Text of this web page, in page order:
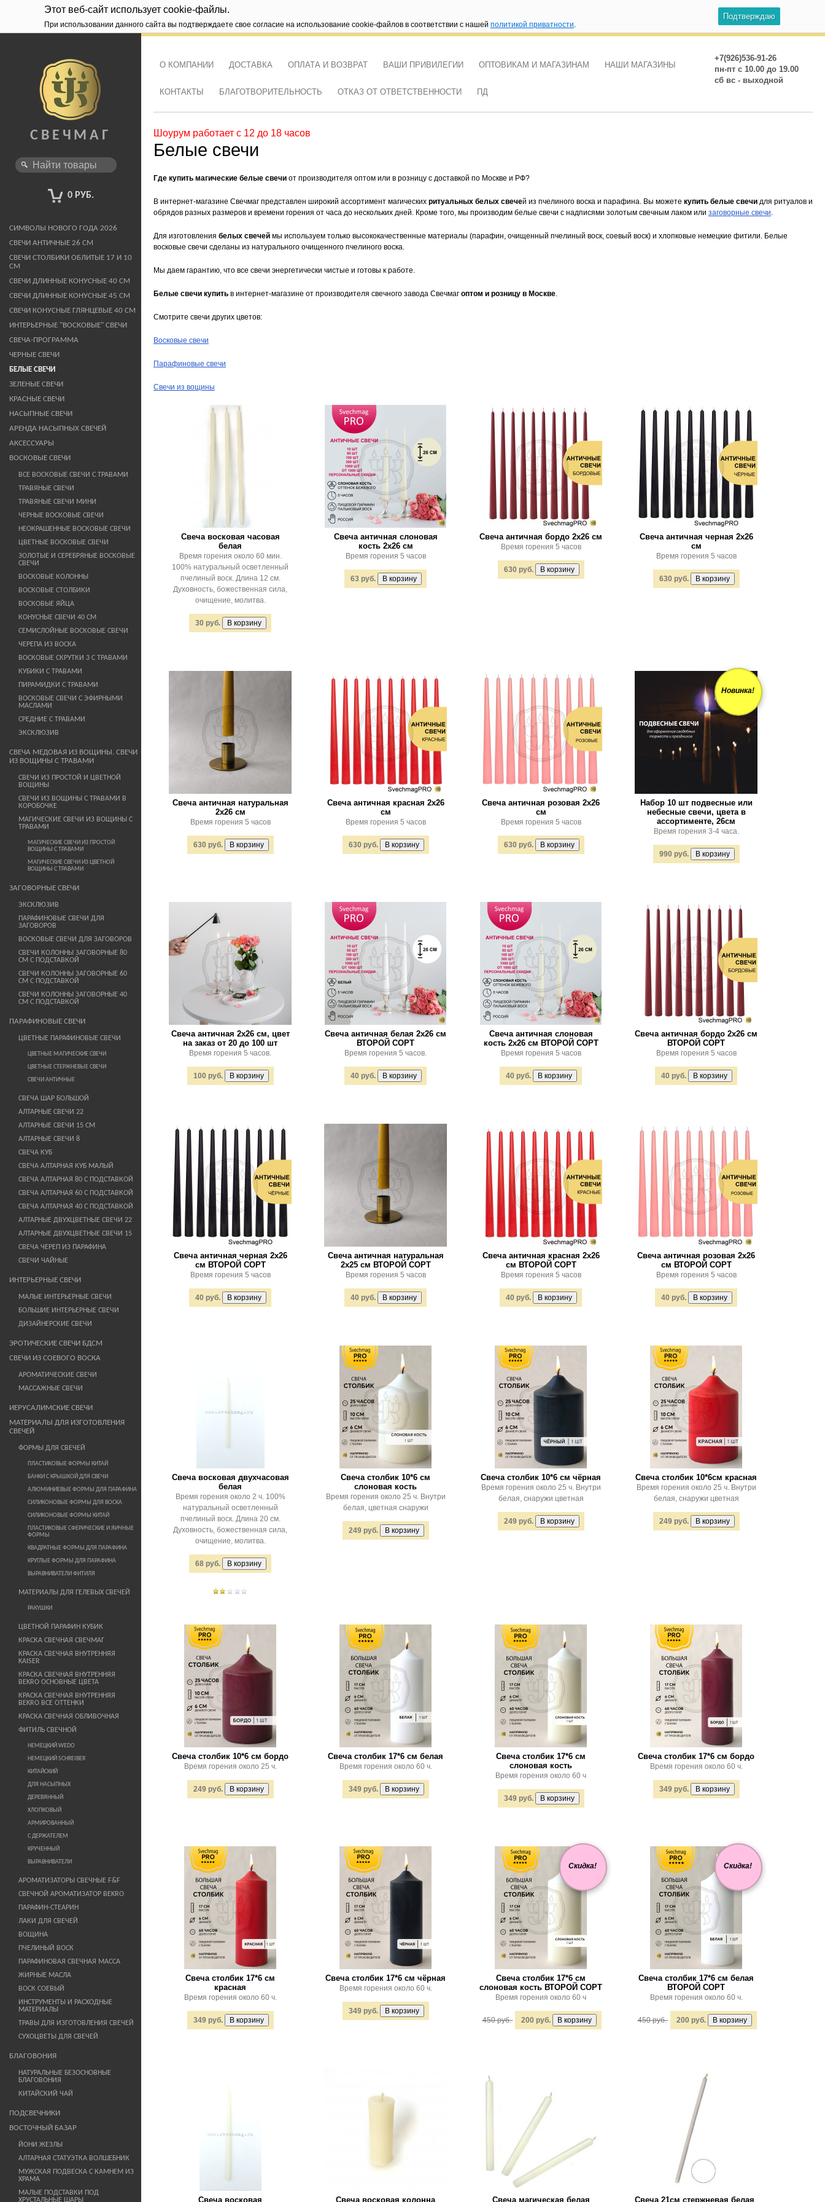
Этот веб-сайт использует cookie-файлы.
При использовании данного сайта вы подтверждаете свое согласие на использование cookie-файлов в соответствии с нашей политикой приватности.
Подтверждаю
СВЕЧМАГ
0 РУБ.
СИМВОЛЫ НОВОГО ГОДА 2026
СВЕЧИ АНТИЧНЫЕ 26 СМ
СВЕЧИ СТОЛБИКИ ОБЛИТЫЕ 17 И 10
СМ
СВЕЧИ ДЛИННЫЕ КОНУСНЫЕ 40 СМ
СВЕЧИ ДЛИННЫЕ КОНУСНЫЕ 45 СМ
СВЕЧИ КОНУСНЫЕ ГЛЯНЦЕВЫЕ 40 СМ
ИНТЕРЬЕРНЫЕ "ВОСКОВЫЕ" СВЕЧИ
СВЕЧА-ПРОГРАММА
ЧЕРНЫЕ СВЕЧИ
БЕЛЫЕ СВЕЧИ
ЗЕЛЕНЫЕ СВЕЧИ
КРАСНЫЕ СВЕЧИ
НАСЫПНЫЕ СВЕЧИ
АРЕНДА НАСЫПНЫХ СВЕЧЕЙ
АКСЕССУАРЫ
ВОСКОВЫЕ СВЕЧИ
ВСЕ ВОСКОВЫЕ СВЕЧИ С ТРАВАМИ
ТРАВЯНЫЕ СВЕЧИ
ТРАВЯНЫЕ СВЕЧИ МИНИ
ЧЕРНЫЕ ВОСКОВЫЕ СВЕЧИ
НЕОКРАШЕННЫЕ ВОСКОВЫЕ СВЕЧИ
ЦВЕТНЫЕ ВОСКОВЫЕ СВЕЧИ
ЗОЛОТЫЕ И СЕРЕБРЯНЫЕ ВОСКОВЫЕ
СВЕЧИ
ВОСКОВЫЕ КОЛОННЫ
ВОСКОВЫЕ СТОЛБИКИ
ВОСКОВЫЕ ЯЙЦА
КОНУСНЫЕ СВЕЧИ 40 СМ
СЕМИСЛОЙНЫЕ ВОСКОВЫЕ СВЕЧИ
ЧЕРЕПА ИЗ ВОСКА
ВОСКОВЫЕ СКРУТКИ 3 С ТРАВАМИ
КУБИКИ С ТРАВАМИ
ПИРАМИДКИ С ТРАВАМИ
ВОСКОВЫЕ СВЕЧИ С ЭФИРНЫМИ
МАСЛАМИ
СРЕДНИЕ С ТРАВАМИ
ЭКСКЛЮЗИВ
СВЕЧА МЕДОВАЯ ИЗ ВОЩИНЫ. СВЕЧИ
ИЗ ВОЩИНЫ С ТРАВАМИ
СВЕЧИ ИЗ ПРОСТОЙ И ЦВЕТНОЙ
ВОЩИНЫ
СВЕЧИ ИЗ ВОЩИНЫ С ТРАВАМИ В
КОРОБОЧКЕ
МАГИЧЕСКИЕ СВЕЧИ ИЗ ВОЩИНЫ С
ТРАВАМИ
МАГИЧЕСКИЕ СВЕЧИ ИЗ ПРОСТОЙ
ВОЩИНЫ С ТРАВАМИ
МАГИЧЕСКИЕ СВЕЧИ ИЗ ЦВЕТНОЙ
ВОЩИНЫ С ТРАВАМИ
ЗАГОВОРНЫЕ СВЕЧИ
ЭКСКЛЮЗИВ
ПАРАФИНОВЫЕ СВЕЧИ ДЛЯ
ЗАГОВОРОВ
ВОСКОВЫЕ СВЕЧИ ДЛЯ ЗАГОВОРОВ
СВЕЧИ КОЛОННЫ ЗАГОВОРНЫЕ 80
СМ С ПОДСТАВКОЙ
СВЕЧИ КОЛОННЫ ЗАГОВОРНЫЕ 60
СМ С ПОДСТАВКОЙ
СВЕЧИ КОЛОННЫ ЗАГОВОРНЫЕ 40
СМ С ПОДСТАВКОЙ
ПАРАФИНОВЫЕ СВЕЧИ
ЦВЕТНЫЕ ПАРАФИНОВЫЕ СВЕЧИ
ЦВЕТНЫЕ МАГИЧЕСКИЕ СВЕЧИ
ЦВЕТНЫЕ СТЕРЖНЕВЫЕ СВЕЧИ
СВЕЧИ АНТИЧНЫЕ
СВЕЧА ШАР БОЛЬШОЙ
АЛТАРНЫЕ СВЕЧИ 22
АЛТАРНЫЕ СВЕЧИ 15 СМ
АЛТАРНЫЕ СВЕЧИ 8
СВЕЧА КУБ
СВЕЧА АЛТАРНАЯ КУБ МАЛЫЙ
СВЕЧА АЛТАРНАЯ 80 С ПОДСТАВКОЙ
СВЕЧА АЛТАРНАЯ 60 С ПОДСТАВКОЙ
СВЕЧА АЛТАРНАЯ 40 С ПОДСТАВКОЙ
АЛТАРНЫЕ ДВУХЦВЕТНЫЕ СВЕЧИ 22
АЛТАРНЫЕ ДВУХЦВЕТНЫЕ СВЕЧИ 15
СВЕЧА ЧЕРЕП ИЗ ПАРАФИНА
СВЕЧИ ЧАЙНЫЕ
ИНТЕРЬЕРНЫЕ СВЕЧИ
МАЛЫЕ ИНТЕРЬЕРНЫЕ СВЕЧИ
БОЛЬШИЕ ИНТЕРЬЕРНЫЕ СВЕЧИ
ДИЗАЙНЕРСКИЕ СВЕЧИ
ЭРОТИЧЕСКИЕ СВЕЧИ БДСМ
СВЕЧИ ИЗ СОЕВОГО ВОСКА
АРОМАТИЧЕСКИЕ СВЕЧИ
МАССАЖНЫЕ СВЕЧИ
ИЕРУСАЛИМСКИЕ СВЕЧИ
МАТЕРИАЛЫ ДЛЯ ИЗГОТОВЛЕНИЯ
СВЕЧЕЙ
ФОРМЫ ДЛЯ СВЕЧЕЙ
ПЛАСТИКОВЫЕ ФОРМЫ КИТАЙ
БАНКИ С КРЫШКОЙ ДЛЯ СВЕЧИ
АЛЮМИНИЕВЫЕ ФОРМЫ ДЛЯ ПАРАФИНА
СИЛИКОНОВЫЕ ФОРМЫ ДЛЯ ВОСКА
СИЛИКОНОВЫЕ ФОРМЫ КИТАЙ
ПЛАСТИКОВЫЕ СФЕРИЧЕСКИЕ И ЯИЧНЫЕ
ФОРМЫ
КВАДРАТНЫЕ ФОРМЫ ДЛЯ ПАРАФИНА
КРУГЛЫЕ ФОРМЫ ДЛЯ ПАРАФИНА
ВЫРАВНИВАТЕЛИ ФИТИЛЯ
МАТЕРИАЛЫ ДЛЯ ГЕЛЕВЫХ СВЕЧЕЙ
РАКУШКИ
ЦВЕТНОЙ ПАРАФИН КУБИК
КРАСКА СВЕЧНАЯ СВЕЧМАГ
КРАСКА СВЕЧНАЯ ВНУТРЕННЯЯ
KAISER
КРАСКА СВЕЧНАЯ ВНУТРЕННЯЯ
BEKRO ОСНОВНЫЕ ЦВЕТА
КРАСКА СВЕЧНАЯ ВНУТРЕННЯЯ
BEKRO ВСЕ ОТТЕНКИ
КРАСКА СВЕЧНАЯ ОБЛИВОЧНАЯ
ФИТИЛЬ СВЕЧНОЙ
НЕМЕЦКИЙ WEDO
НЕМЕЦКИЙ SCHREIBER
КИТАЙСКИЙ
ДЛЯ НАСЫПНЫХ
ДЕРЕВЯННЫЙ
ХЛОПКОВЫЙ
АРМИРОВАННЫЙ
С ДЕРЖАТЕЛЕМ
КРУЧЕННЫЙ
ВЫРАВНИВАТЕЛИ
АРОМАТИЗАТОРЫ СВЕЧНЫЕ F&F
СВЕЧНОЙ АРОМАТИЗАТОР BEKRO
ПАРАФИН-СТЕАРИН
ЛАКИ ДЛЯ СВЕЧЕЙ
ВОЩИНА
ПЧЕЛИНЫЙ ВОСК
ПАРАФИНОВАЯ СВЕЧНАЯ МАССА
ЖИРНЫЕ МАСЛА
ВОСК СОЕВЫЙ
ИНСТРУМЕНТЫ И РАСХОДНЫЕ
МАТЕРИАЛЫ
ТРАВЫ ДЛЯ ИЗГОТОВЛЕНИЯ СВЕЧЕЙ
СУХОЦВЕТЫ ДЛЯ СВЕЧЕЙ
БЛАГОВОНИЯ
НАТУРАЛЬНЫЕ БЕЗОСНОВНЫЕ
БЛАГОВОНИЯ
КИТАЙСКИЙ ЧАЙ
ПОДСВЕЧНИКИ
ВОСТОЧНЫЙ БАЗАР
ЙОНИ ЖЕЗЛЫ
АЛТАРНАЯ СТАТУЭТКА ВОЛШЕБНИК
МУЖСКАЯ ПОДВЕСКА С КАМНЕМ ИЗ
ХРАМА
МАЛЫЕ ПОДСТАВКИ ПОД
ХРУСТАЛЬНЫЕ ШАРЫ
+7(926)536-91-26
пн-пт с 10.00 до 19.00
сб вс - выходной
О КОМПАНИИ ДОСТАВКА ОПЛАТА И ВОЗВРАТ ВАШИ ПРИВИЛЕГИИ ОПТОВИКАМ И МАГАЗИНАМ НАШИ МАГАЗИНЫ
КОНТАКТЫ БЛАГОТВОРИТЕЛЬНОСТЬ ОТКАЗ ОТ ОТВЕТСТВЕННОСТИ ПД
Шоурум работает с 12 до 18 часов
Белые свечи
Где купить магические белые свечи от производителя оптом или в розницу с доставкой по Москве и РФ?
В интернет-магазине Свечмаг представлен широкий ассортимент магических ритуальных белых свечей из пчелиного воска и парафина. Вы можете купить белые свечи для ритуалов и
обрядов разных размеров и времени горения от часа до нескольких дней. Кроме того, мы производим белые свечи с надписями золотым свечным лаком или заговорные свечи.
Для изготовления белых свечей мы используем только высококачественные материалы (парафин, очищенный пчелиный воск, соевый воск) и хлопковые немецкие фитили. Белые
восковые свечи сделаны из натурального очищенного пчелиного воска.
Мы даем гарантию, что все свечи энергетически чистые и готовы к работе.
Белые свечи купить в интернет-магазине от производителя свечного завода Свечмаг оптом и розницу в Москве.
Смотрите свечи других цветов:
Восковые свечи
Парафиновые свечи
Свечи из вощины
Свеча восковая часовая
белая
Время горения около 60 мин.
100% натуральный осветленный
пчелиный воск. Длина 12 см.
Духовность, божественная сила,
очищение, молитва.
30 руб.
Свеча античная слоновая
кость 2х26 см
Время горения 5 часов
63 руб.
Свеча античная бордо 2х26 см
Время горения 5 часов
630 руб.
Свеча античная черная 2х26
см
Время горения 5 часов
630 руб.
Свеча античная натуральная
2х26 см
Время горения 5 часов
630 руб.
Свеча античная красная 2х26
см
Время горения 5 часов
630 руб.
Свеча античная розовая 2х26
см
Время горения 5 часов
630 руб.
Новинка!
Набор 10 шт подвесные или
небесные свечи, цвета в
ассортименте, 26см
Время горения 3-4 часа.
990 руб.
Свеча античная 2х26 см, цвет
на заказ от 20 до 100 шт
Время горения 5 часов.
100 руб.
Свеча античная белая 2х26 см
ВТОРОЙ СОРТ
Время горения 5 часов.
40 руб.
Свеча античная слоновая
кость 2х26 см ВТОРОЙ СОРТ
Время горения 5 часов
40 руб.
Свеча античная бордо 2х26 см
ВТОРОЙ СОРТ
Время горения 5 часов
40 руб.
Свеча античная черная 2х26
см ВТОРОЙ СОРТ
Время горения 5 часов
40 руб.
Свеча античная натуральная
2х25 см ВТОРОЙ СОРТ
Время горения 5 часов
40 руб.
Свеча античная красная 2х26
см ВТОРОЙ СОРТ
Время горения 5 часов
40 руб.
Свеча античная розовая 2х26
см ВТОРОЙ СОРТ
Время горения 5 часов
40 руб.
Свеча восковая двухчасовая
белая
Время горения около 2 ч. 100%
натуральный осветленный
пчелиный воск. Длина 20 см.
Духовность, божественная сила,
очищение, молитва.
68 руб.
Свеча столбик 10*6 см
слоновая кость
Время горения около 25 ч. Внутри
белая, цветная снаружи
249 руб.
Свеча столбик 10*6 см чёрная
Время горения около 25 ч. Внутри
белая, снаружи цветная
249 руб.
Свеча столбик 10*6см красная
Время горения около 25 ч. Внутри
белая, снаружи цветная
249 руб.
Свеча столбик 10*6 см бордо
Время горения около 25 ч.
249 руб.
Свеча столбик 17*6 см белая
Время горения около 60 ч.
349 руб.
Свеча столбик 17*6 см
слоновая кость
Время горения около 60 ч
349 руб.
Свеча столбик 17*6 см бордо
Время горения около 60 ч.
349 руб.
Свеча столбик 17*6 см
красная
Время горения около 60 ч.
349 руб.
Свеча столбик 17*6 см чёрная
Время горения около 60 ч.
349 руб.
Скидка!
Свеча столбик 17*6 см
слоновая кость ВТОРОЙ СОРТ
Время горения около 60 ч
450 руб. 200 руб.
Скидка!
Свеча столбик 17*6 см белая
ВТОРОЙ СОРТ
Время горения около 60 ч.
450 руб. 200 руб.
Свеча восковая Свеча восковая колонна Свеча магическая белая Свеча 21см стержневая белая